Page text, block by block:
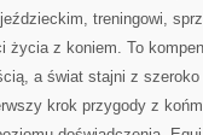
treningowi,
z koniem. To
a świat stajni z
krok przygody z